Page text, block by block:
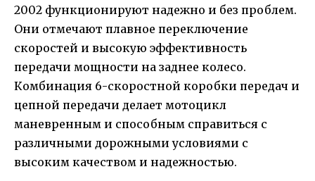
2002 функционируют надежно и без проблем.
Они отмечают плавное переключение
скоростей и высокую эффективность
передачи мощности на заднее колесо.
Комбинация 6-скоростной коробки передач и
цепной передачи делает мотоцикл
маневренным и способным справиться с
различными дорожными условиями с
высоким качеством и надежностью.